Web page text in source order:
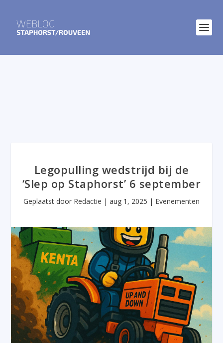
Legopulling wedstrijd bij de
‘Slep op Staphorst’ 6 september
Geplaatst door Redactie | aug 1, 2025 | Evenementen